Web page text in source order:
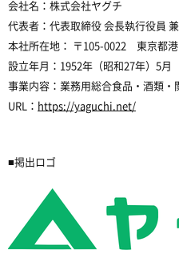
会社名：株式会社ヤグチ
代表者： 代表取締役 会長執行役員
本社所在地： 〒105-0022 東京都
設立年月： 1952年（昭和27年）5月
事業内容： 業務用総合食品・酒類・
URL： https://yaguchi.net/
■掲出ロゴ